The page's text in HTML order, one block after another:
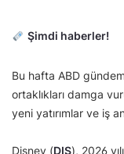
Şimdi haberler!
Bu hafta ABD
ortaklıkları damga
yeni yatırımlar ve iş
Disney (DIS), 2026